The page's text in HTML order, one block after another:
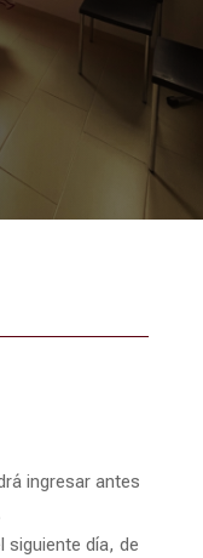
ingresar antes
siguiente día, de